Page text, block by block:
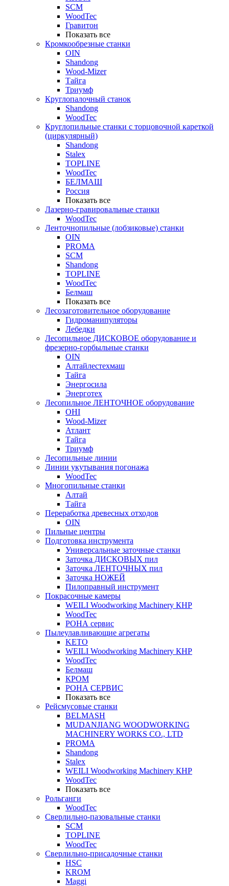
SCM
WoodTec
Гравитон
Показать все
Кромкообрезные станки
OIN
Shandong
Wood-Mizer
Тайга
Триумф
Круглопалочный станок
Shandong
WoodTec
Круглопильные станки с торцовочной кареткой
(циркулярный)
Shandong
Stalex
TOPLINE
WoodTec
БЕЛМАШ
Россия
Показать все
Лазерно-гравировальные станки
WoodTec
Ленточнопильные (лобзиковые) станки
OIN
PROMA
SCM
Shandong
TOPLINE
WoodTec
Белмаш
Показать все
Лесозаготовительное оборудование
Гидроманипуляторы
Лебедки
Лесопильное ДИСКОВОЕ оборудование и
фрезерно-горбыльные станки
OIN
Алтайлестехмаш
Тайга
Энергосила
Энерготех
Лесопильное ЛЕНТОЧНОЕ оборудование
OHI
Wood-Mizer
Атлант
Тайга
Триумф
Лесопильные линии
Линии укутывания погонажа
WoodTec
Многопильные станки
Алтай
Тайга
Переработка древесных отходов
OIN
Пильные центры
Подготовка инструмента
Универсальные заточные станки
Заточка ДИСКОВЫХ пил
Заточка ЛЕНТОЧНЫХ пил
Заточка НОЖЕЙ
Пилоправный инструмент
Покрасочные камеры
WEILI Woodworking Machinery КНР
WoodTec
РОНА сервис
Пылеулавливающие агрегаты
KETO
WEILI Woodworking Machinery КНР
WoodTec
Белмаш
КРОМ
РОНА СЕРВИС
Показать все
Рейсмусовые станки
BELMASH
MUDANJIANG WOODWORKING
MACHINERY WORKS CO., LTD
PROMA
Shandong
Stalex
WEILI Woodworking Machinery КНР
WoodTec
Показать все
Рольганги
WoodTec
Сверлильно-пазовальные станки
SCM
TOPLINE
WoodTec
Сверлильно-присадочные станки
HSC
KROM
Maggi